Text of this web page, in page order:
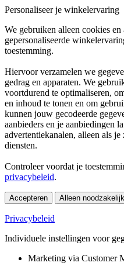
Personaliseer je winkelervaring
We gebruiken alleen cookies
gepersonaliseerde
toestemming.
Hiervoor verzamelen we
gedrag en apparaten. We
voortdurend te optimaliseren,
en inhoud te tonen en om
kunnen jouw gecodeerde
aanbieders en je aanbiedingen
advertentiekanalen, alleen als
diensten.
Controleer voordat je
privacybeleid.
Accepteren Alleen
Privacybeleid
Individuele instellingen voor
Marketing via Customer